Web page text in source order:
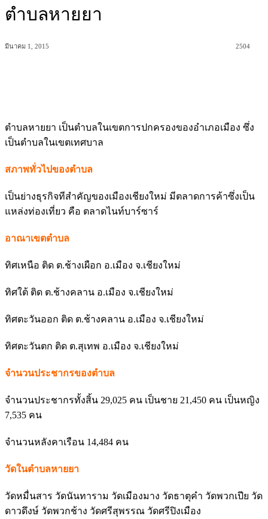
ตำบลหายยา
มีนาคม 1, 2015 2504
ตำบลหายยา เป็นตำบลในเขตการปกครองของอำเภอเมือง ซึ่ง
เป็นตำบลในเขตเทศบาล
สภาพทั่วไปของตำบล
เป็นย่างธุรกิจทีสำคัญของเมืองเชียงใหม่ มีตลาดการค้าซึ่งเป็น
แหล่งท่องเที่ยว คือ ตลาดไนท์บาร์ซาร์
อาณาเขตตำบล
ทิศเหนือ ติด ต.ช้างเผือก อ.เมือง จ.เชียงใหม่
ทิศใต้ ติด ต.ช้างคลาน อ.เมือง จ.เชียงใหม่
ทิศตะวันออก ติด ต.ช้างคลาน อ.เมือง จ.เชียงใหม่
ทิศตะวันตก ติด ต.สุเทพ อ.เมือง จ.เชียงใหม่
จำนวนประชากรของตำบล
จำนวนประชากรทั้งสิ้น 29,025 คน เป็นชาย 21,450 คน เป็นหญิง
7,535 คน
จำนวนหลังคาเรือน 14,484 คน
วัดในตำบลหายยา
วัดหมื่นสาร วัดนันทาราม วัดเมืองมาง วัดธาตุคำ วัดพวกเปีย วัด
ดาวดึงษ์ วัดพวกช้าง วัดศรีสุพรรณ วัดศรีปิงเมือง